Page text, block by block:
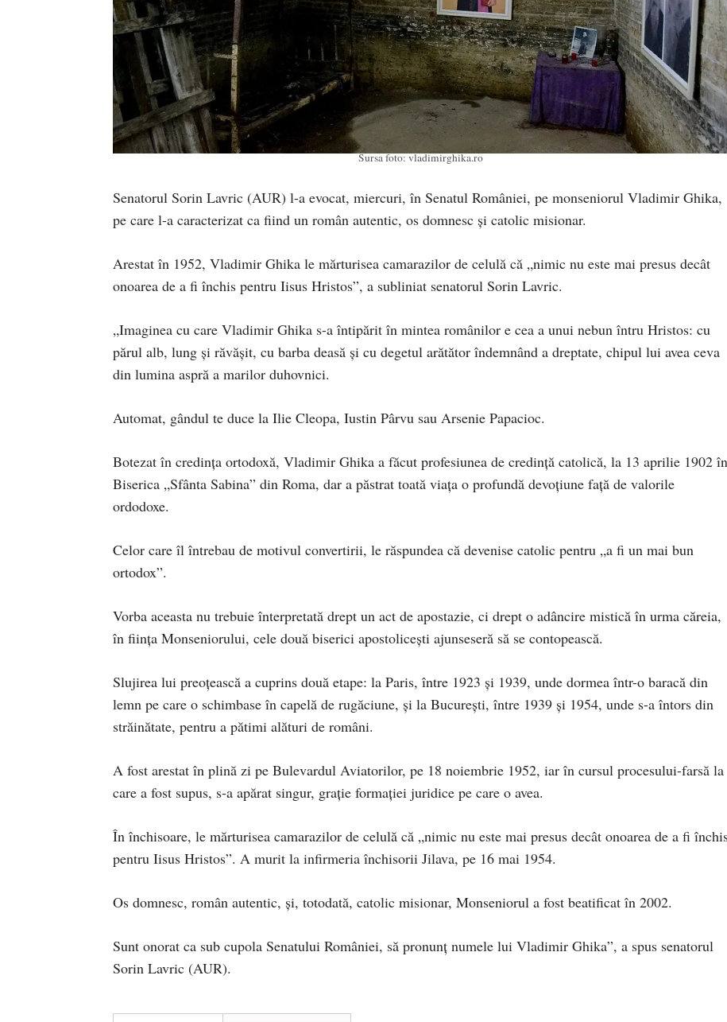
Sursa foto: vladimirghika.ro
Senatorul Sorin Lavric (AUR) l-a evocat, miercuri, în Senatul României, pe monseniorul Vladimir Ghika,
pe care l-a caracterizat ca fiind un român autentic, os domnesc și catolic misionar.
Arestat în 1952, Vladimir Ghika le mărturisea camarazilor de celulă că „nimic nu este mai presus decât
onoarea de a fi închis pentru Iisus Hristos”, a subliniat senatorul Sorin Lavric.
„Imaginea cu care Vladimir Ghika s-a întipărit în mintea românilor e cea a unui nebun întru Hristos: cu
părul alb, lung și răvășit, cu barba deasă și cu degetul arătător îndemnând a dreptate, chipul lui avea ceva
din lumina aspră a marilor duhovnici.
Automat, gândul te duce la Ilie Cleopa, Iustin Pârvu sau Arsenie Papacioc.
Botezat în credința ortodoxă, Vladimir Ghika a făcut profesiunea de credință catolică, la 13 aprilie 1902 în
Biserica „Sfânta Sabina” din Roma, dar a păstrat toată viața o profundă devoțiune față de valorile
ordodoxe.
Celor care îl întrebau de motivul convertirii, le răspundea că devenise catolic pentru „a fi un mai bun
ortodox”.
Vorba aceasta nu trebuie înterpretată drept un act de apostazie, ci drept o adâncire mistică în urma căreia,
în ființa Monseniorului, cele două biserici apostolicești ajunseseră să se contopească.
Slujirea lui preoțească a cuprins două etape: la Paris, între 1923 și 1939, unde dormea într-o baracă din
lemn pe care o schimbase în capelă de rugăciune, și la București, între 1939 și 1954, unde s-a întors din
străinătate, pentru a pătimi alături de români.
A fost arestat în plină zi pe Bulevardul Aviatorilor, pe 18 noiembrie 1952, iar în cursul procesului-farsă la
care a fost supus, s-a apărat singur, grație formației juridice pe care o avea.
În închisoare, le mărturisea camarazilor de celulă că „nimic nu este mai presus decât onoarea de a fi
pentru Iisus Hristos”. A murit la infirmeria închisorii Jilava, pe 16 mai 1954.
Os domnesc, român autentic, și, totodată, catolic misionar, Monseniorul a fost beatificat în 2002.
Sunt onorat ca sub cupola Senatului României, să pronunț numele lui Vladimir Ghika”, a spus senatorul
Sorin Lavric (AUR).